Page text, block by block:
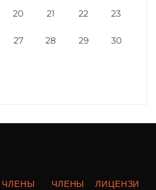
20 21 22 23
27 28 29 30
ЧЛЕНЫ
ЧЛЕНЫ
ЛИЦЕНЗИ